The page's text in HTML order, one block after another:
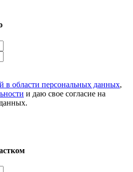
в области персональных данных,
и даю свое согласие на